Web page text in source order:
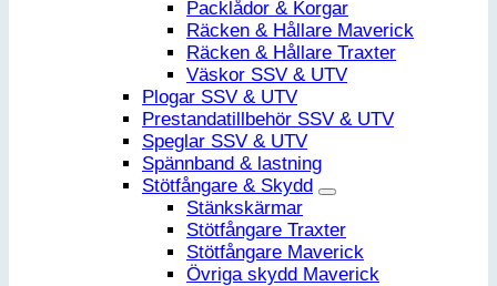
Packlådor & Korgar
Räcken & Hållare Maverick
Räcken & Hållare Traxter
Väskor SSV & UTV
Plogar SSV & UTV
Prestandatillbehör SSV & UTV
Speglar SSV & UTV
Spännband & lastning
Stötfångare & Skydd
Stänkskärmar
Stötfångare Traxter
Stötfångare Maverick
Övriga skydd Maverick